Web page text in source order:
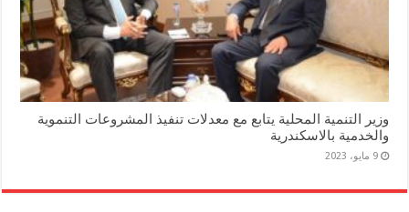
وزير التنمية المحلية يتابع مع معدلات تنفيذ المشروعات التنموية
والخدمية بالاسكندرية
9 مايو، 2023